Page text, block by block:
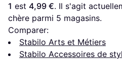
1 est 4,99 €. Il s'agit
chère parmi 5 magasins.
Comparer:
Stabilo Arts et Métiers
Stabilo Accessoires de